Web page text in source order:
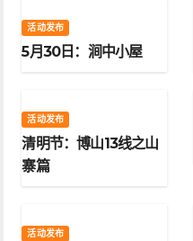
活动发布
5月30日：涧中小屋
活动发布
清明节：博山13线之山
寨篇
活动发布